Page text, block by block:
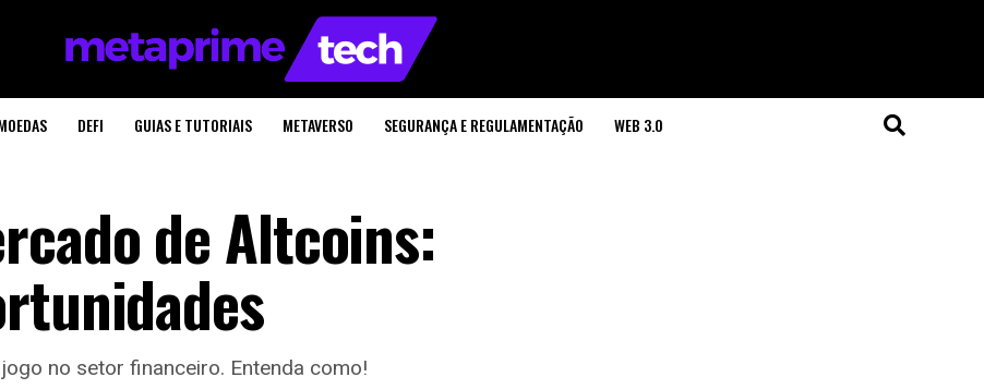
DEFI GUIAS E TUTORIAIS METAVERSO SEGURANÇA E REGULAMENTAÇÃO WEB 3.0
de Altcoins:
no setor financeiro. Entenda como!